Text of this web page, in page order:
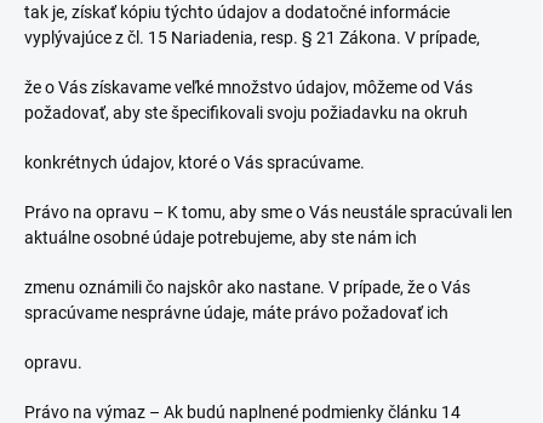
tak je, získať kópiu týchto údajov a dodatočné informácie
vyplývajúce z čl. 15 Nariadenia, resp. § 21 Zákona. V prípade,
že o Vás získavame veľké množstvo údajov, môžeme od Vás
požadovať, aby ste špecifikovali svoju požiadavku na okruh
konkrétnych údajov, ktoré o Vás spracúvame.
Právo na opravu – K tomu, aby sme o Vás neustále spracúvali len
aktuálne osobné údaje potrebujeme, aby ste nám ich
zmenu oznámili čo najskôr ako nastane. V prípade, že o Vás
spracúvame nesprávne údaje, máte právo požadovať ich
opravu.
Právo na výmaz – Ak budú naplnené podmienky článku 14